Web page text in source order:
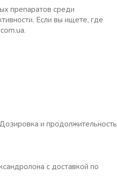
препаратов среди
Если вы ищете, где
и продолжительность
с доставкой по